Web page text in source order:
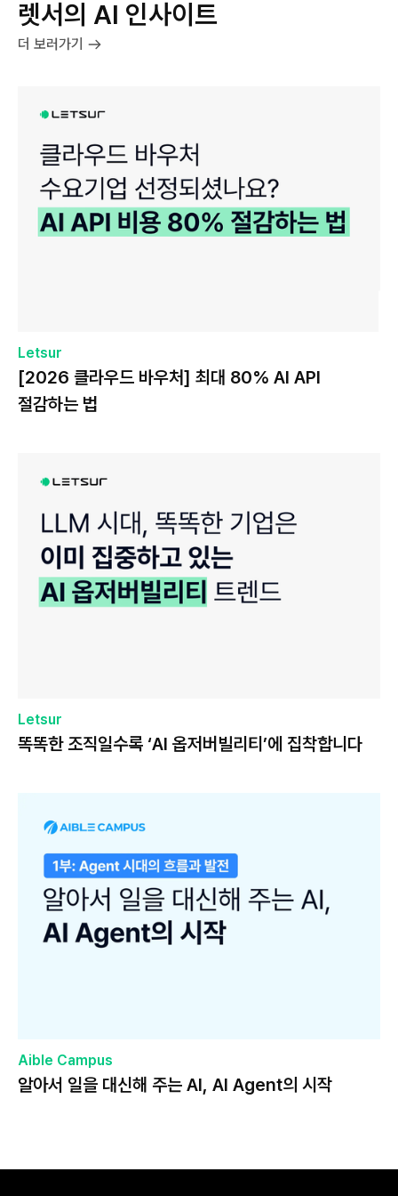
렛서의 AI 인사이트
더 보러가기
Letsur
[2026 클라우드 바우처] 최대 80% AI API
절감하는 법
Letsur
똑똑한 조직일수록 ‘AI 옵저버빌리티’에 집착합니다
Aible Campus
알아서 일을 대신해 주는 AI, AI Agent의 시작